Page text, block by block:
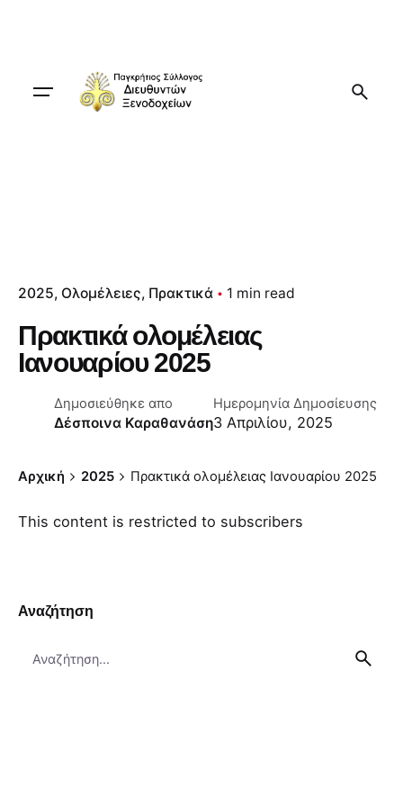
2025 Ολομέλειες Πρακτικά 1 min read
Πρακτικά ολομέλειας
Ιανουαρίου 2025
Δημοσιεύθηκε απο
Δέσποινα Καραθανάση
Ημερομηνία Δημοσίευσης
3 Απριλίου, 2025
Αρχική 2025 Πρακτικά ολομέλειας Ιανουαρίου 2025
This content is restricted to subscribers
Αναζήτηση
for